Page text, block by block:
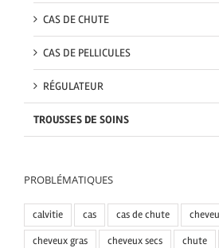
CAS DE CHUTE
CAS DE PELLICULES
RÉGULATEUR
TROUSSES DE SOINS
PROBLÉMATIQUES
calvitie cas cas de chute
cheveux gras cheveux secs chute